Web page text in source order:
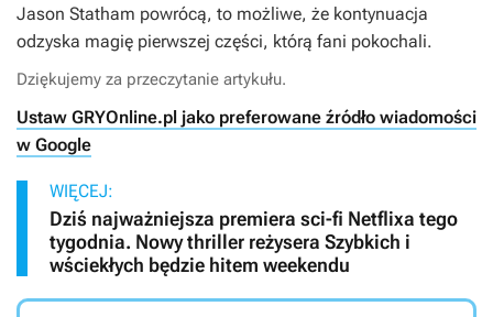
Jason Statham powrócą, to możliwe, że kontynuacja
odzyska magię pierwszej części, którą fani pokochali.
Dziękujemy za przeczytanie artykułu.
Ustaw GRYOnline.pl jako preferowane źródło wiadomości
w Google
WIĘCEJ:
Dziś najważniejsza premiera sci-fi Netflixa tego
tygodnia. Nowy thriller reżysera Szybkich i
wściekłych będzie hitem weekendu